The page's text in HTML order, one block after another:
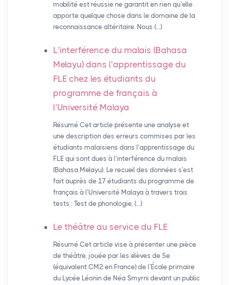
mobilité est réussie ne garantit en rien qu’elle
apporte quelque chose dans le domaine de la
reconnaissance altéritaire. Nous (…)
L’interférence du malais (Bahasa
Melayu) dans l’apprentissage du
FLE chez les étudiants du
programme de français à
l’Université Malaya
Résumé Cet article présente une analyse et
une description des erreurs commises par les
étudiants malaisiens dans l’apprentissage du
FLE qui sont dues à l’interférence du malais
(Bahasa Melayu). Le recueil des données s’est
fait auprès de 17 étudiants du programme de
français à l’Université Malaya à travers trois
tests : Test de phonologie, (…)
Le théâtre au service du FLE
Résumé Cet article vise à présenter une pièce
de théâtre, jouée par les élèves de 5e
(équivalent CM2 en France) de l’École primaire
du Lycée Léonin de Néa Smyrni devant un public